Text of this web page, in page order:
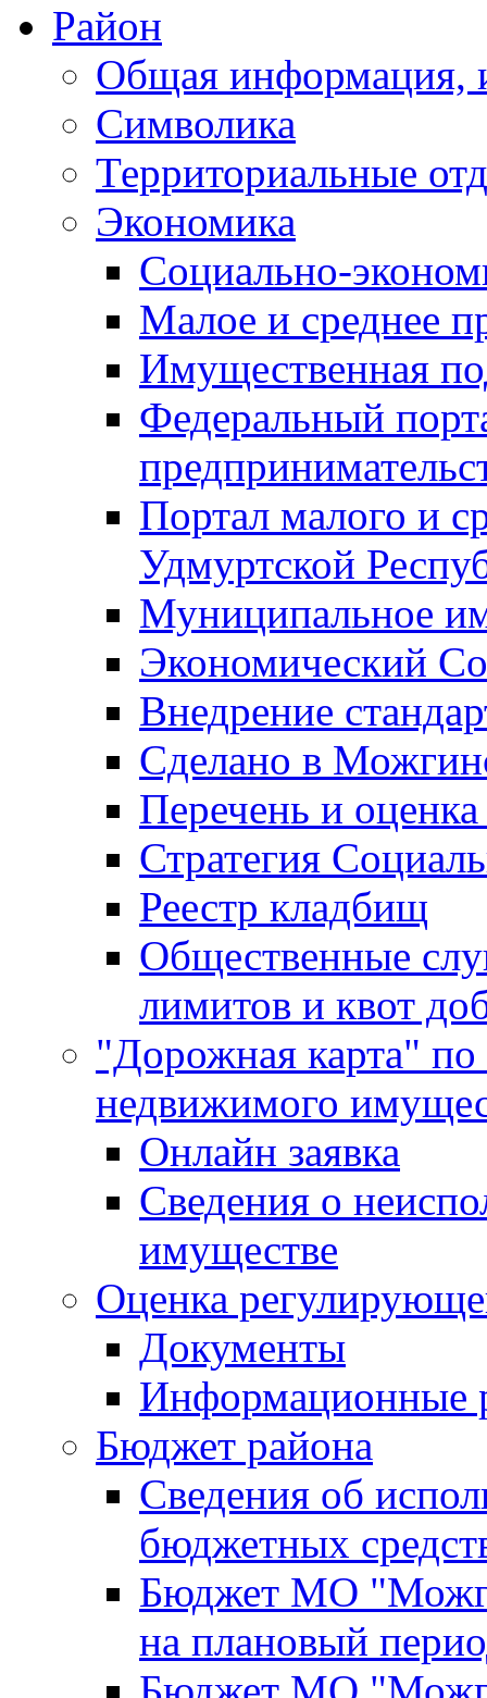
Район
Общая информация,
Символика
Территориальные
Экономика
Социально-
Малое и среднее
Имущественная
Федеральный
Портал малого и
Удмуртской
Муниципальное
Экономический
Внедрение
Сделано в
Перечень и
Стратегия
Реестр кладбищ
Общественные
лимитов и квот
"Дорожная карта"
недвижимого
Онлайн заявка
Сведения о
имуществе
Оценка
Документы
Информационные
Бюджет района
Сведения об
бюджетных
Бюджет МО
на плановый